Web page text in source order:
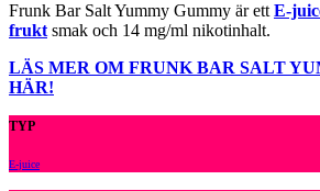
Frunk Bar Salt Yummy Gummy är ett E-
frukt smak och 14 mg/ml nikotinhalt.
LÄS MER OM FRUNK BAR SALT
HÄR!
TYP
E-juice